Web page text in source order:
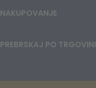
NAKUPOVANJE
PREBRSKAJ PO TRGOVINI